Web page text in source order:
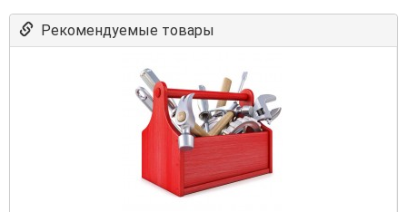
Рекомендуемые товары